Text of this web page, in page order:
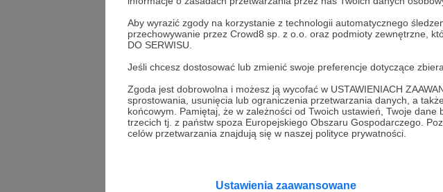
Aby wyrazić zgody na korzystanie z technologii automatycznego
przechowywanie przez Crowd8 sp. z o.o. oraz podmioty zewnętrzne,
DO SERWISU.
Jeśli chcesz dostosować lub zmienić swoje preferencje dotyczące
Zgoda jest dobrowolna i możesz ją wycofać w USTAWIENIACH
sprostowania, usunięcia lub ograniczenia przetwarzania danych, a
końcowym. Pamiętaj, że w zależności od Twoich ustawień, Twoje
trzecich tj. z państw spoza Europejskiego Obszaru Gospodarczego.
celów przetwarzania znajdują się w naszej polityce prywatności.
Ustawienia zaawansowane
Gotowi na "lagi"? :D
betfan pewne typy bukmacherskie darmowe typy
betting tips polska piłka nożna